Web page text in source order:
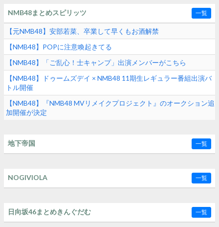
NMB48まとめスピリッツ 一覧
【元NMB48】安部若菜、卒業して早くもお酒解禁
【NMB48】POPに注意喚起きてる
【NMB48】「ご乱心！士キャンプ」出演メンバーがこちら
【NMB48】ドゥームズデイ × NMB48 11期生レギュラー番組出演バ
トル開催
【NMB48】『NMB48 MVリメイクプロジェクト』のオークション追
加開催が決定
地下帝国 一覧
NOGIVIOLA 一覧
日向坂46まとめきんぐだむ 一覧